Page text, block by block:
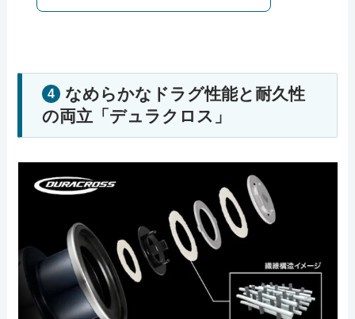
4
なめらかなドラグ性能と耐久性
の両立「デュラクロス」